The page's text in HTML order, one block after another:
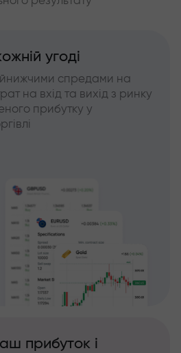
угоді
спредами на
на вхід та вихід з ринку
прибутку у
прибуток і